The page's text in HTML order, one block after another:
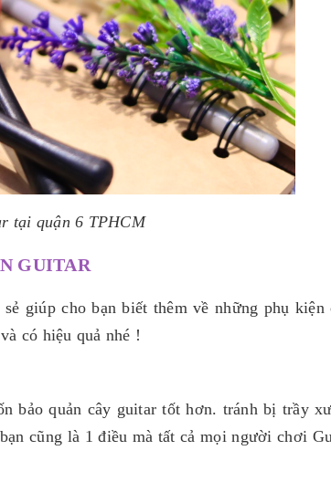
tại quận 6 TPHCM
GUITAR
giúp cho bạn biết thêm về những phụ kiện
có hiệu quả nhé !
bảo quản cây guitar tốt hơn. tránh bị trầy
cũng là 1 điều mà tất cả mọi người chơi